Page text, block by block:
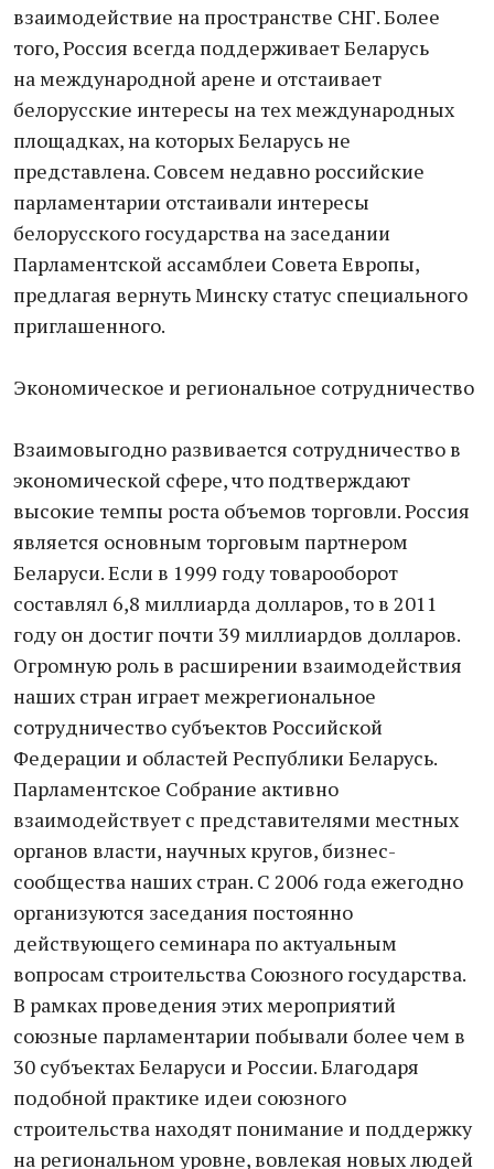
взаимодействие на пространстве СНГ. Более
того, Россия всегда поддерживает Беларусь
на международной арене и отстаивает
белорусские интересы на тех международных
площадках, на которых Беларусь не
представлена. Совсем недавно российские
парламентарии отстаивали интересы
белорусского государства на заседании
Парламентской ассамблеи Совета Европы,
предлагая вернуть Минску статус специального
приглашенного.
Экономическое и региональное сотрудничество
Взаимовыгодно развивается сотрудничество в
экономической сфере, что подтверждают
высокие темпы роста объемов торговли. Россия
является основным торговым партнером
Беларуси. Если в 1999 году товарооборот
составлял 6,8 миллиарда долларов, то в 2011
году он достиг почти 39 миллиардов долларов.
Огромную роль в расширении взаимодействия
наших стран играет межрегиональное
сотрудничество субъектов Российской
Федерации и областей Республики Беларусь.
Парламентское Собрание активно
взаимодействует с представителями местных
органов власти, научных кругов, бизнес-
сообщества наших стран. С 2006 года ежегодно
организуются заседания постоянно
действующего семинара по актуальным
вопросам строительства Союзного государства.
В рамках проведения этих мероприятий
союзные парламентарии побывали более чем в
30 субъектах Беларуси и России. Благодаря
подобной практике идеи союзного
строительства находят понимание и поддержку
на региональном уровне, вовлекая новых людей